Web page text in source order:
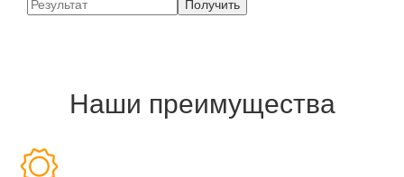
Наши преимущества